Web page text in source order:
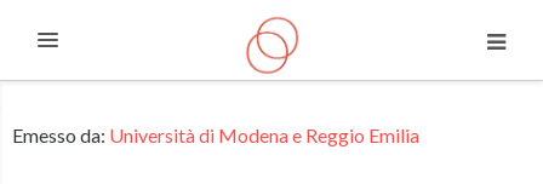
Espandi
Emesso da: Università di Modena e Reggio Emilia